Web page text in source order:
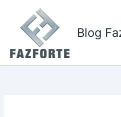
conteúdo
Blog